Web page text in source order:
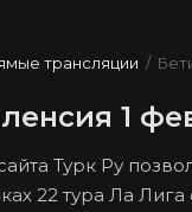
трансляции /
1
Турк Ру
22 тура Ла